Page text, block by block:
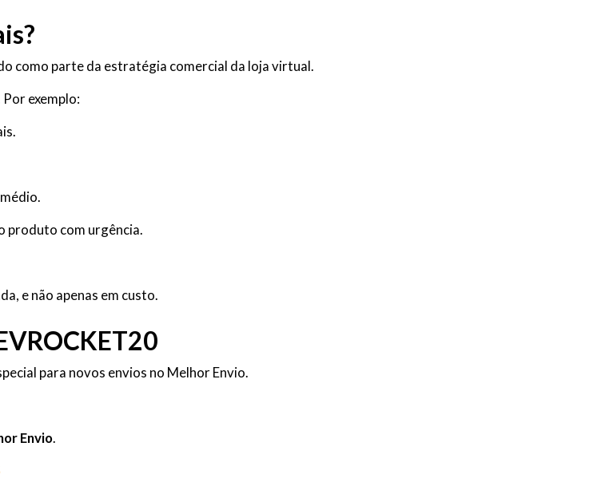
como parte da estratégia comercial da loja virtual.
exemplo:
produto com urgência.
e não apenas em custo.
para novos envios no Melhor Envio.
Envio.